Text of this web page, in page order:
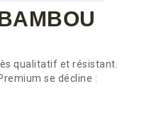
qualitatif et résistant.
se décline :